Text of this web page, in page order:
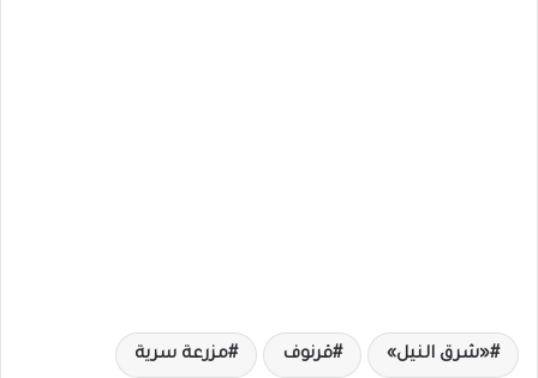
«شرق النيل» قرنوف مزرعة سرية